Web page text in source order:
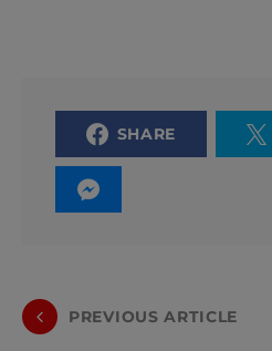
SHARE
PREVIOUS ARTICLE